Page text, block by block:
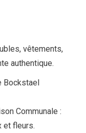
vêtements,
authentique.
Bockstael
Communale :
et fleurs.